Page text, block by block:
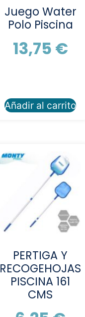
Juego Water
Polo Piscina
13,75 €
Añadir al carrito
PERTIGA Y
RECOGEHOJAS
PISCINA 161
CMS